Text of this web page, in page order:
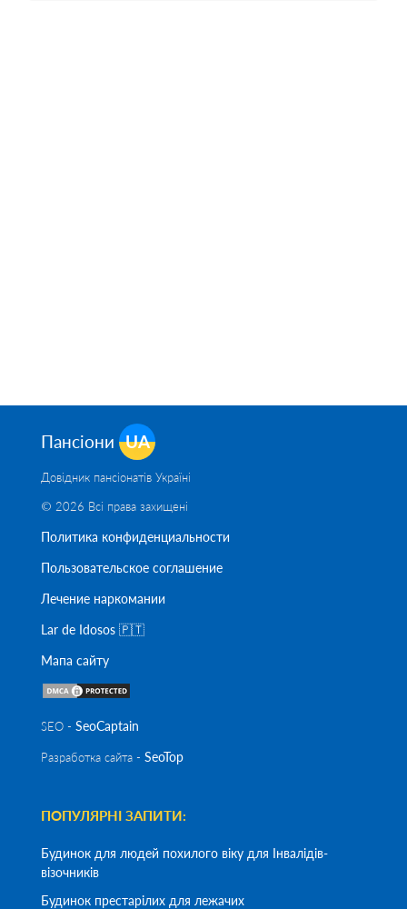
Пансіони UA
Довідник пансіонатів Україні
© 2026 Всі права захищені
Политика конфиденциальности
Пользовательское соглашение
Лечение наркомании
Lar de Idosos 🇵🇹
Мапа сайту
SEO - SeoСaptain
Разработка сайта - SeoTop
ПОПУЛЯРНІ ЗАПИТИ:
Будинок для людей похилого віку для Інвалідів-
візочників
Будинок престарілих для лежачих